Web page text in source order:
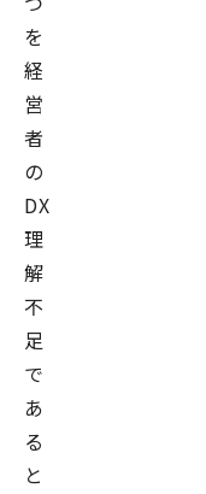
を
経
営
者
の
DX
理
解
不
足
で
あ
る
と